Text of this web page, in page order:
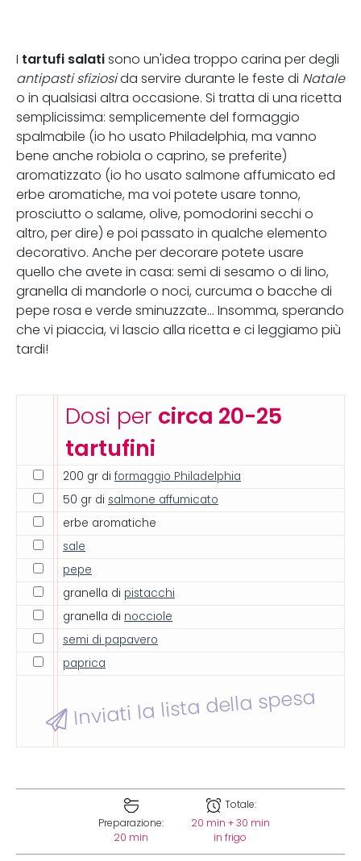
I tartufi salati sono un'idea troppo carina per degli
antipasti sfiziosida servire durante le feste di Natale
o in qualsiasi altra occasione. Si tratta di una ricetta
semplicissima: semplicemente del formaggio
spalmabile (io ho usato Philadelphia, ma vanno
bene anche robiola o caprino, se preferite)
aromatizzato (io ho usato salmone affumicato ed
erbe aromatiche, ma voi potete usare tonno,
prosciutto o salame, olive, pomodorini secchi o
altro, per dire) e poi passato in qualche elemento
decorativo. Anche per decorare potete usare
quello che avete in casa: semi di sesamo o di lino,
granella di mandorle o noci, curcuma o bacche di
pepe rosa e verde sminuzzate... Insomma, sperando
che vi piaccia, vi lascio alla ricetta e ci leggiamo più
tardi!
Dosi per circa 20-25
tartufini
200 gr di formaggio Philadelphia
50 gr di salmone affumicato
erbe aromatiche
sale
pepe
granella di pistacchi
granella di nocciole
semi di papavero
paprica
Inviati la lista della spesa
Preparazione:
20 min
Totale:
20 min + 30 min
in frigo